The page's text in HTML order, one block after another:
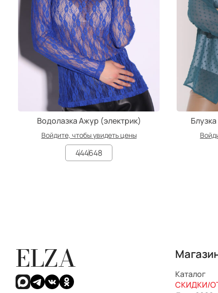
Водолазка Ажур (электрик)
Войдите, чтобы увидеть цены
444648
ELZA
Каталог
СКИДКИ/